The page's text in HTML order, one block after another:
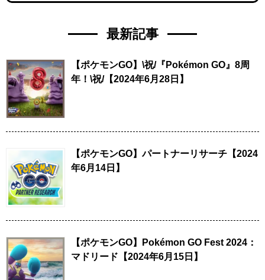
最新記事
【ポケモンGO】\祝/『Pokémon GO』8周
年！\祝/【2024年6月28日】
【ポケモンGO】パートナーリサーチ【2024
年6月14日】
【ポケモンGO】Pokémon GO Fest 2024：
マドリード【2024年6月15日】